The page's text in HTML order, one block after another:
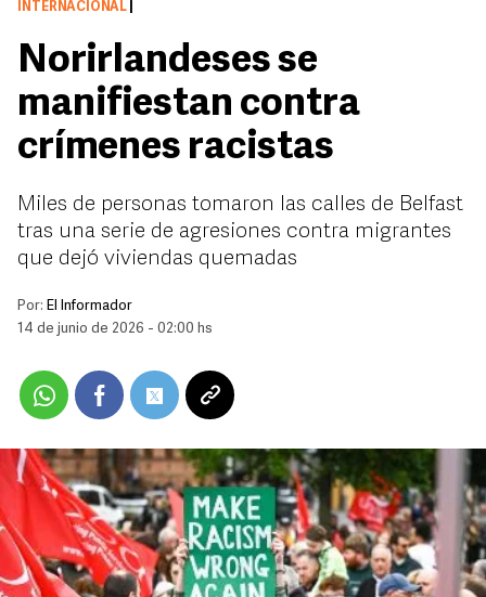
INTERNACIONAL
Norirlandeses se
manifiestan contra
crímenes racistas
Miles de personas tomaron las calles de Belfast
tras una serie de agresiones contra migrantes
que dejó viviendas quemadas
Por: El Informador
14 de junio de 2026 - 02:00 hs